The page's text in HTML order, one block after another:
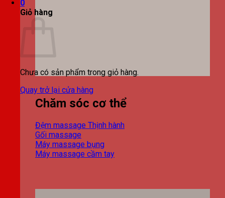
0
Giỏ hàng
Chưa có sản phẩm trong giỏ hàng.
Quay trở lại cửa hàng
Chăm sóc cơ thể
Đệm massage
Gối massage
Máy massage bụng
Máy massage cầm tay